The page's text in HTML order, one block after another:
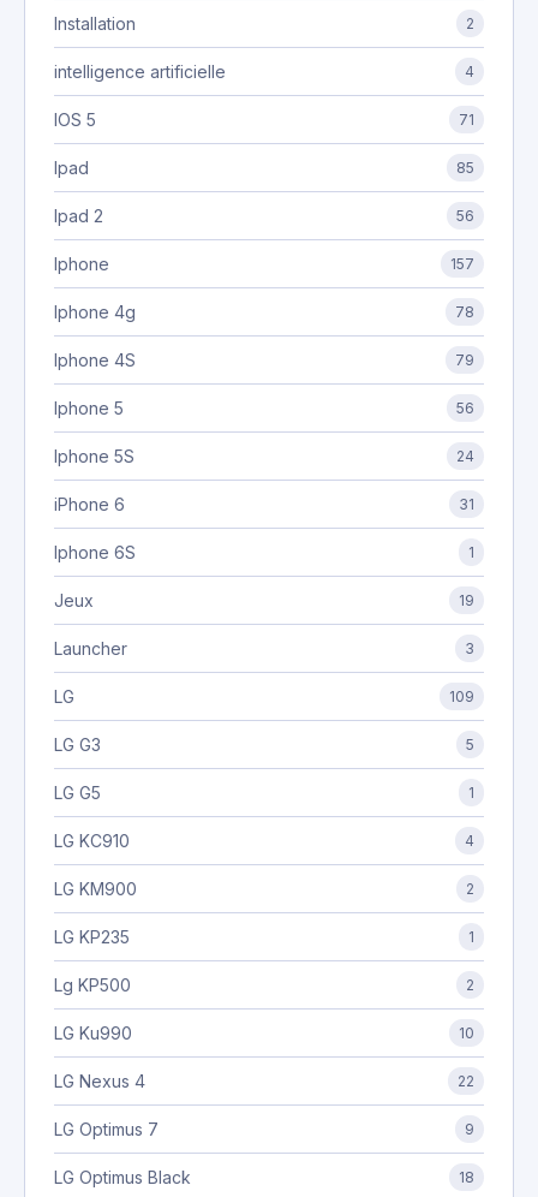
Installation 2
intelligence artificielle 4
IOS 5 71
Ipad 85
Ipad 2 56
Iphone 157
Iphone 4g 78
Iphone 4S 79
Iphone 5 56
Iphone 5S 24
iPhone 6 31
Iphone 6S 1
Jeux 19
Launcher 3
LG 109
LG G3 5
LG G5 1
LG KC910 4
LG KM900 2
LG KP235 1
Lg KP500 2
LG Ku990 10
LG Nexus 4 22
LG Optimus 7 9
LG Optimus Black 18